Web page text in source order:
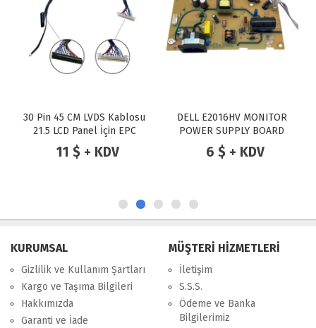
30 Pin 45 CM LVDS Kablosu
21.5 LCD Panel İçin EPC
11 $ + KDV
DELL E2016HV MONITOR
POWER SUPPLY BOARD
491A01301400H06
790JJ1400702R01
6 $ + KDV
KURUMSAL
Gizlilik ve Kullanım Şartları
Kargo ve Taşıma Bilgileri
Hakkımızda
Garanti ve İade
MÜŞTERİ HİZMETLERİ
İletişim
S.S.S.
Ödeme ve Banka
Bilgilerimiz